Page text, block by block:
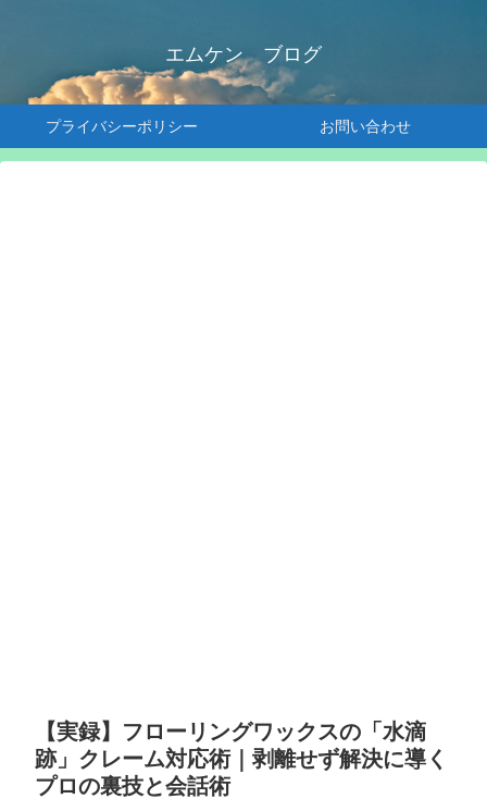
エムケン ブログ
プライバシーポリシー お問い合わせ
【実録】フローリングワックスの「水滴
跡」クレーム対応術｜剥離せず解決に導く
プロの裏技と会話術